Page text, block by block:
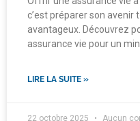
c’est préparer son avenir
avantageux. Découvrez
assurance vie pour un
LIRE LA SUITE »
22 octobre 2025 Aucun